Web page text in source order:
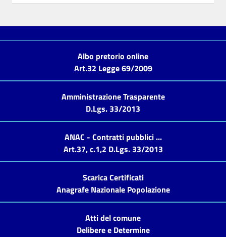
Albo pretorio online
Art.32 Legge 69/2009
Amministrazione Trasparente
D.Lgs. 33/2013
ANAC - Contratti pubblici ...
Art.37, c.1,2 D.Lgs. 33/2013
Scarica Certificati
Anagrafe Nazionale Popolazione
Atti del comune
Delibere e Determine